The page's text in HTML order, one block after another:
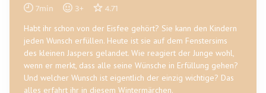
7min 3+ 4.71
Habt ihr schon von der Eisfee gehört? Sie kann den Kindern
jeden Wunsch erfüllen. Heute ist sie auf dem Fenstersims
des kleinen Jaspers gelandet. Wie reagiert der Junge wohl,
wenn er merkt, dass alle seine Wünsche in Erfüllung gehen?
Und welcher Wunsch ist eigentlich der einzig wichtige? Das
alles erfahrt ihr in diesem Wintermärchen.